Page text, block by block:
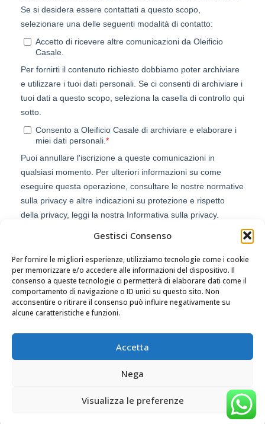
Gestisci Consenso
Per fornire le migliori esperienze, utilizziamo tecnologie come i cookie
per memorizzare e/o accedere alle informazioni del dispositivo. Il
consenso a queste tecnologie ci permetterà di elaborare dati come il
comportamento di navigazione o ID unici su questo sito. Non
acconsentire o ritirare il consenso può influire negativamente su
alcune caratteristiche e funzioni.
Accetta
Nega
Visualizza le preferenze